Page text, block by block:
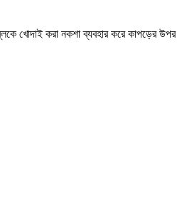
খোদাই করা নকশা ব্যবহার করে কাপড়ের উপর